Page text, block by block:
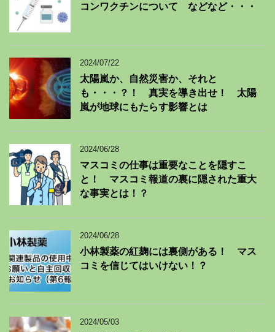
コンワクチンについて などなど・・・
2024/07/22
太陽嵐か、自然災害か、それと
も・・・？！ 真実を導き出せ！ 太陽
嵐が地球にもたらす影響とは
2024/06/28
マスコミの仕事は重要なことを隠すこ
と！ マスコミ報道の裏に隠された重大
な事実とは！？
2024/06/28
小林製薬の紅麹には裏側がある！ マス
コミを信じてはいけない！？
2024/05/03